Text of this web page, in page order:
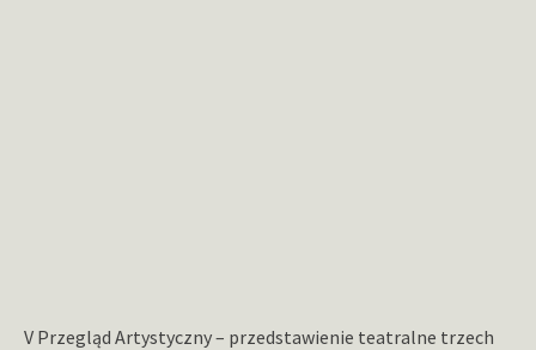
V Przegląd Artystyczny – przedstawienie teatralne trzech